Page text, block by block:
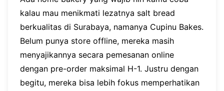
kalau mau menikmati lezatnya salt bread
berkualitas di Surabaya, namanya Cupinu Bakes.
Belum punya store offline, mereka masih
menyajikannya secara pemesanan online
dengan pre-order maksimal H-1. Justru dengan
begitu, mereka bisa lebih fokus memperhatikan